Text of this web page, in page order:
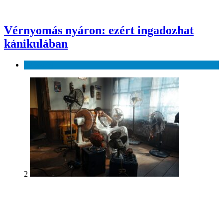
Vérnyomás nyáron: ezért ingadozhat
kánikulában
2